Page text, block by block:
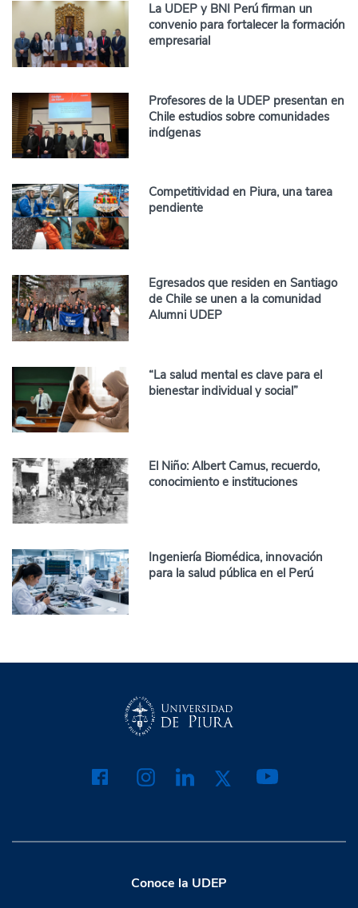
La UDEP y BNI Perú firman un
convenio para fortalecer la formación
empresarial
Profesores de la UDEP presentan en
Chile estudios sobre comunidades
indígenas
Competitividad en Piura, una tarea
pendiente
Egresados que residen en Santiago
de Chile se unen a la comunidad
Alumni UDEP
“La salud mental es clave para el
bienestar individual y social”
El Niño: Albert Camus, recuerdo,
conocimiento e instituciones
Ingeniería Biomédica, innovación
para la salud pública en el Perú
Conoce la UDEP